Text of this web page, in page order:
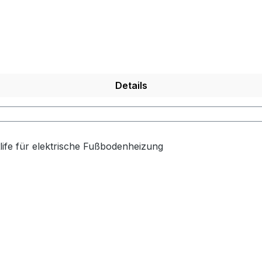
RT-70 erfolgt in Standard Unterputz-Schalterdosen,
Details